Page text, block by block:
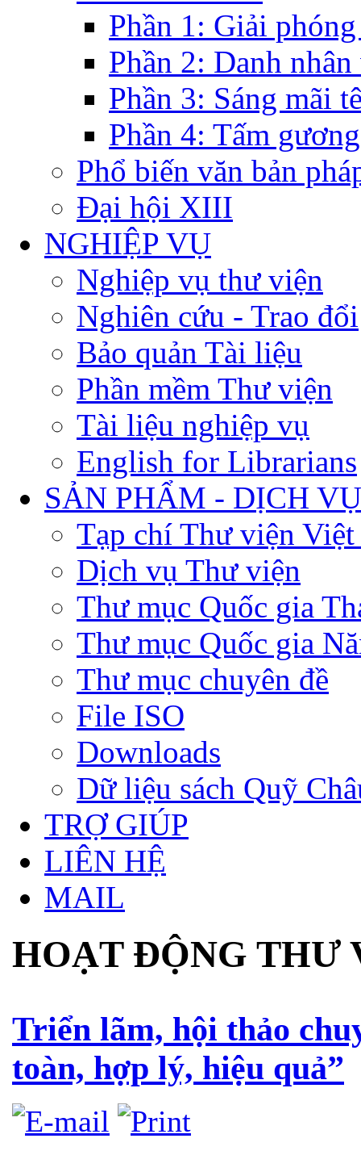
Phần 1: Giải
Phần 2: Danh nhân
Phần 3: Sáng mãi
Phần 4: Tấm
Phổ biến văn bản
Đại hội XIII
NGHIỆP VỤ
Nghiệp vụ thư viện
Nghiên cứu - Trao đổi
Bảo quản Tài liệu
Phần mềm Thư viện
Tài liệu nghiệp vụ
English for Librarians
SẢN PHẨM - DỊCH VỤ
Tạp chí Thư viện Việt
Dịch vụ Thư viện
Thư mục Quốc gia
Thư mục Quốc gia
Thư mục chuyên đề
File ISO
Downloads
Dữ liệu sách Quỹ
TRỢ GIÚP
LIÊN HỆ
MAIL
HOẠT ĐỘNG THƯ
Triển lãm, hội thảo
toàn, hợp lý, hiệu quả”